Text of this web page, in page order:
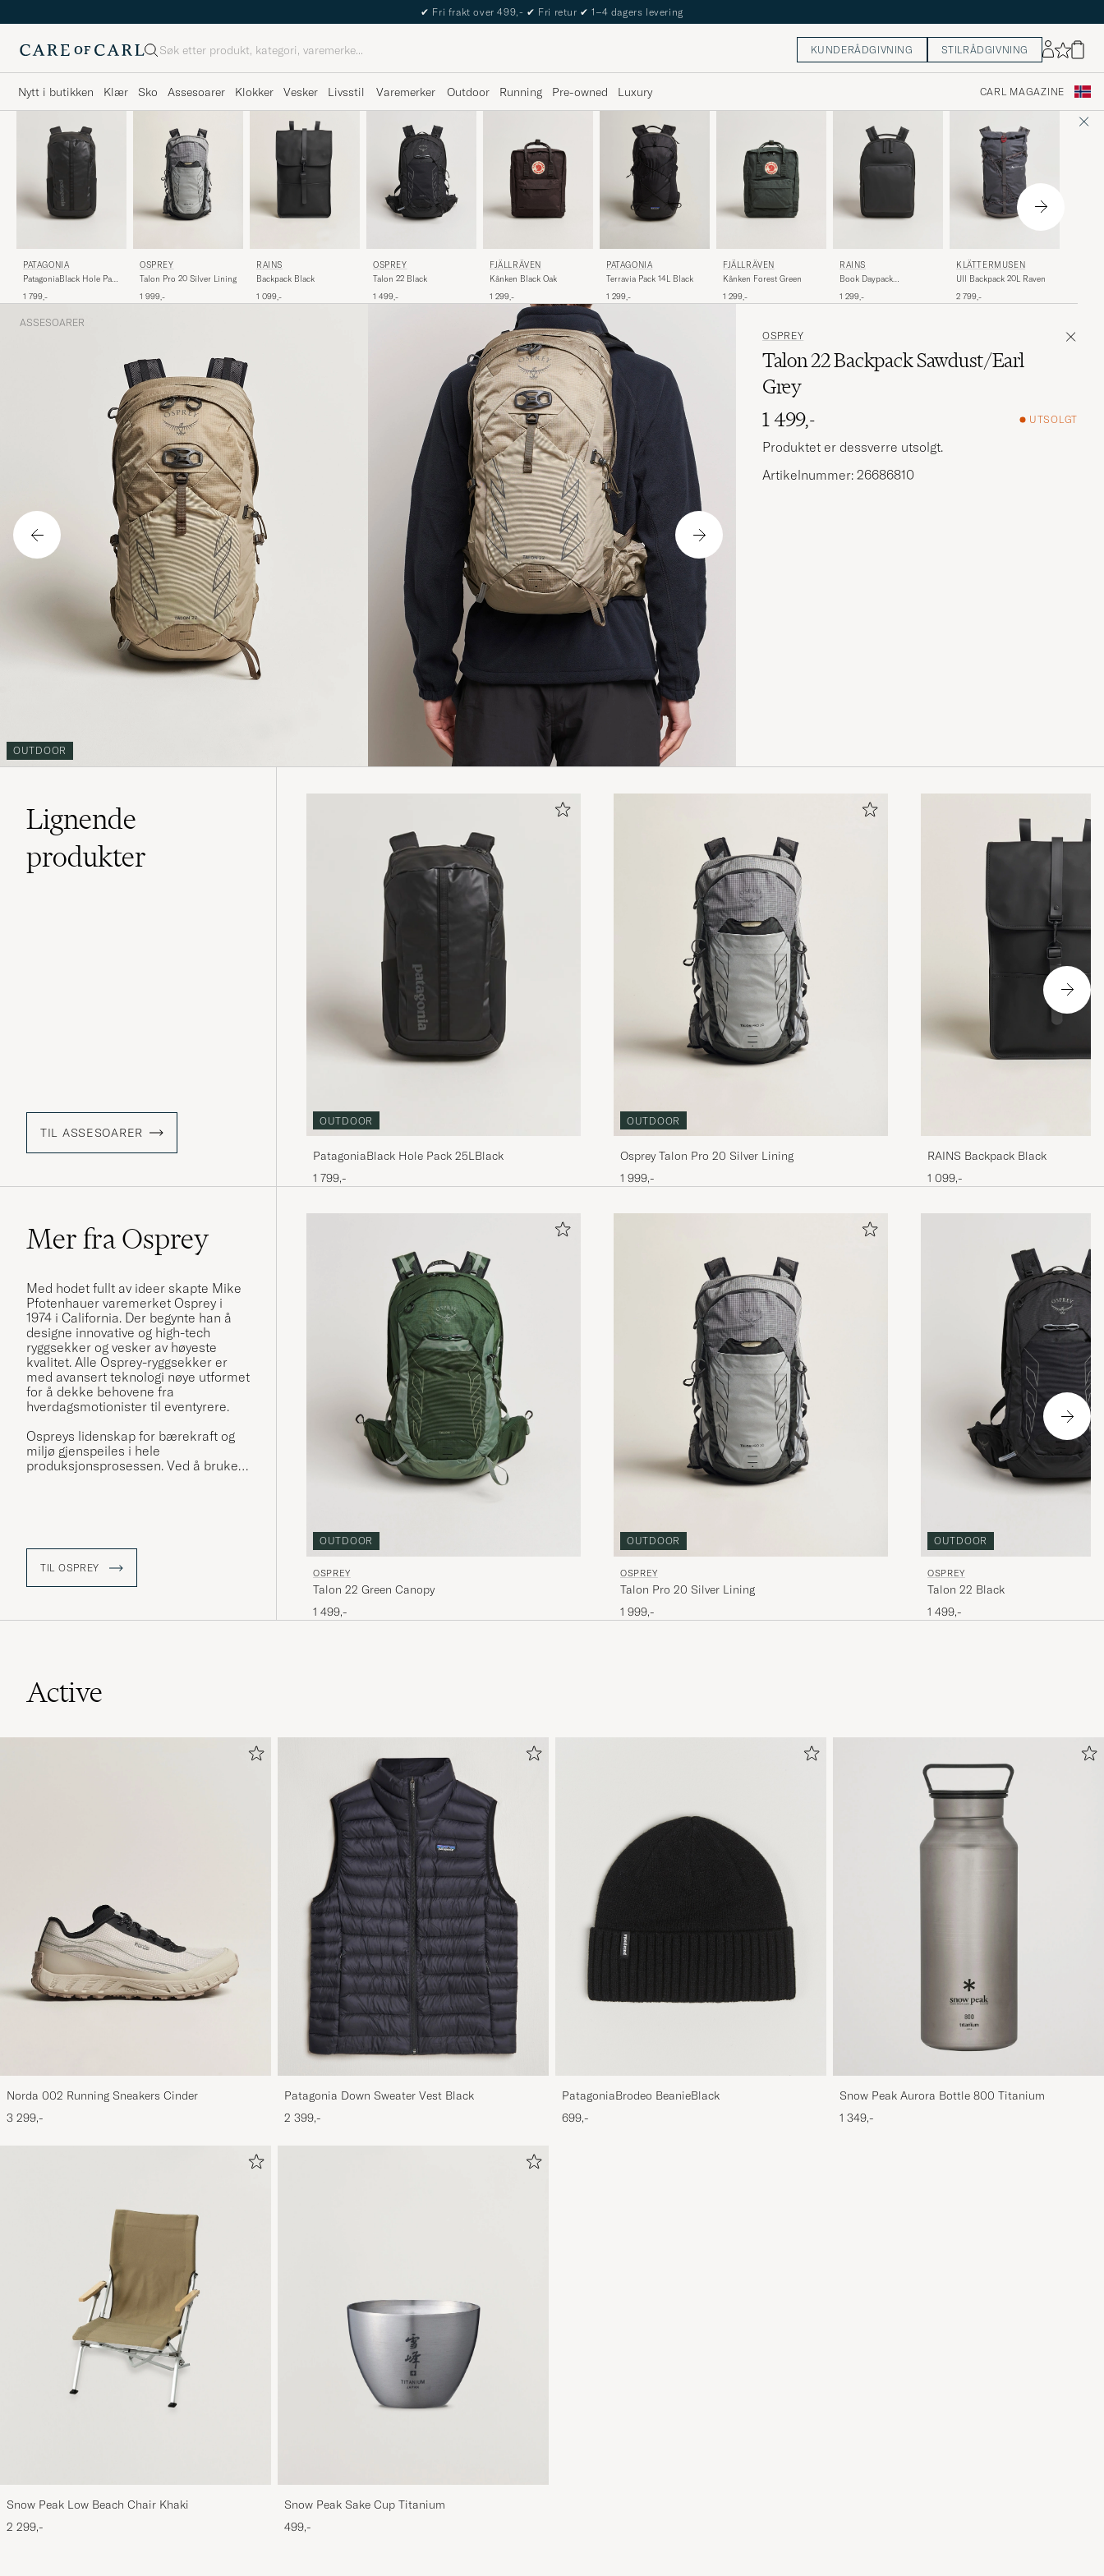
✔ Fri frakt over 499,- ✔ Fri retur ✔ 1–4 dagers levering
Søk KUNDERÅDGIVNING STILRÅDGIVNING
Nytt i butikken Klær Sko Assesoarer Klokker Vesker Livsstil Varemerker Outdoor Running Pre-owned Luxury CARL MAGAZINE
PATAGONIA
PatagoniaBlack Hole Pack
1 799,-
OSPREY
Talon Pro 20 Silver Lining
1 999,-
RAINS
Backpack Black
1 099,-
OSPREY
Talon 22 Black
1 499,-
FJÄLLRÄVEN
Kånken Black Oak
1 299,-
PATAGONIA
Terravia Pack 14L Black
1 299,-
FJÄLLRÄVEN
Kånken Forest Green
1 299,-
RAINS
Book Daypack
1 299,-
KLÄTTERMUSEN
Ull Backpack 20L Raven
2 799,-
ASSESOARER
OUTDOOR
OSPREY
Talon 22 Backpack Sawdust/Earl
Grey
1 499,-
UTSOLGT
Produktet er dessverre utsolgt.
Artikelnummer: 26686810
Lignende
produkter
TIL ASSESOARER
OUTDOOR
PatagoniaBlack Hole Pack 25LBlack
1 799,-
OUTDOOR
Osprey Talon Pro 20 Silver Lining
1 999,-
RAINS Backpack Black
1 099,-
Mer fra Osprey
Med hodet fullt av ideer skapte Mike
Pfotenhauer varemerket Osprey i
1974 i California. Der begynte han å
designe innovative og high-tech
ryggsekker og vesker av høyeste
kvalitet. Alle Osprey-ryggsekker er
med avansert teknologi nøye utformet
for å dekke behovene fra
hverdagsmotionister til eventyrere.
Ospreys lidenskap for bærekraft og
miljø gjenspeiles i hele
produksjonsprosessen. Ved å bruke
om du går korte turer eller krysser
ørkenen, har Osprey en ryggsekk som
passer for hvert steg på veien.
TIL OSPREY
OUTDOOR
OSPREY
Talon 22 Green Canopy
1 499,-
OUTDOOR
OSPREY
Talon Pro 20 Silver Lining
1 999,-
OUTDOOR
OSPREY
Talon 22 Black
1 499,-
Active
Norda 002 Running Sneakers Cinder
3 299,-
Patagonia Down Sweater Vest Black
2 399,-
PatagoniaBrodeo BeanieBlack
699,-
Snow Peak Aurora Bottle 800 Titanium
1 349,-
Snow Peak Low Beach Chair Khaki
2 299,-
Snow Peak Sake Cup Titanium
499,-